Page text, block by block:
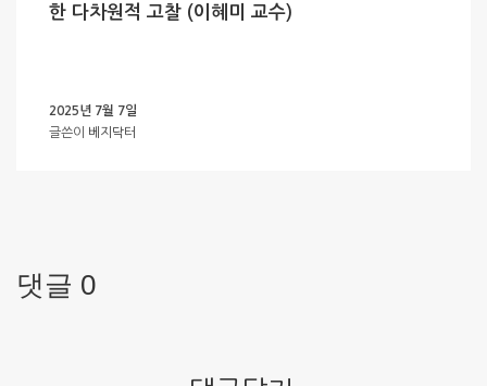
한 다차원적 고찰 (이혜미 교수)
2025년 7월 7일
글쓴이 베지닥터
댓글 0